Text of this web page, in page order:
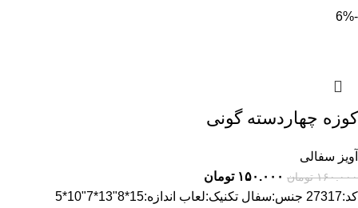
-6%
کوزه چهاردسته گونی
آویز سفالی
۱۶۰.۰۰۰ تومان ۱۵۰.۰۰۰ تومان
کد:27317 جنس:سفال تکنیک:لعاب اندازه:15*8"13*7"10*5